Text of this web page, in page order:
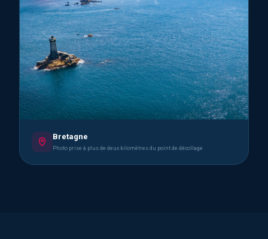
Bretagne
Photo prise à plus de deux kilomètres du point de décollage